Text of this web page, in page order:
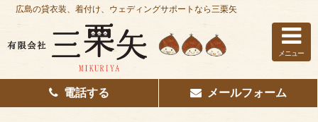
ホーム
広島の貸衣装、着付け、ウェディングサポートなら三栗矢
メニュー
電話する メールフォーム